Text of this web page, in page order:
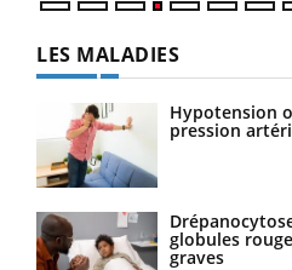
LES MALADIES
Hypotension
pression
globules
graves